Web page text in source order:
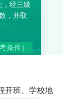
开班、学校地